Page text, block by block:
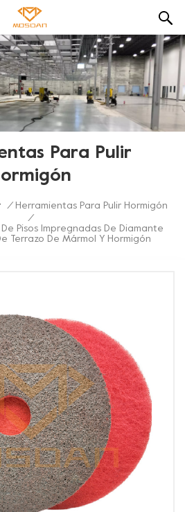
Para Pulir
/ Herramientas Para Pulir Hormigón
/
Pisos Impregnadas De Diamante
Terrazo De Mármol Y Hormigón